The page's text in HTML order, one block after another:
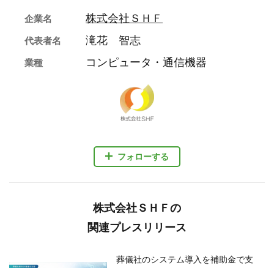
フォローする
企業名 株式会社ＳＨＦ
代表者名 滝花 智志
業種 コンピュータ・通信機器
株式会社ＳＨＦの
関連プレスリリース
葬儀社のシステム導入を補助金で支